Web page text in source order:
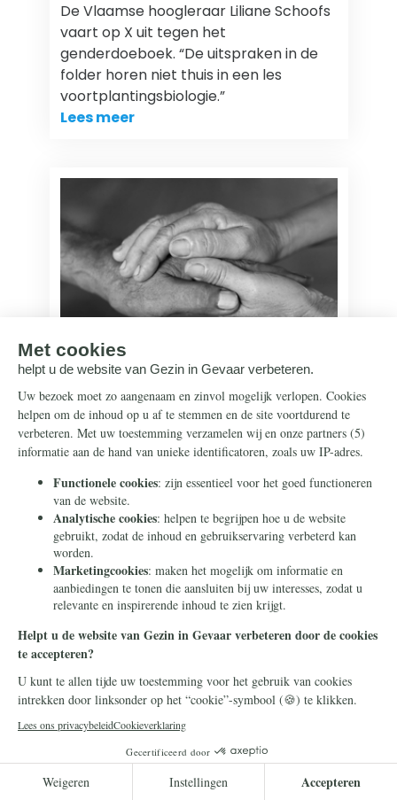
De Vlaamse hoogleraar Liliane Schoofs
vaart op X uit tegen het
genderdoeboek. “De uitspraken in de
folder horen niet thuis in een les
voortplantingsbiologie.”
Lees meer
Transgenderisme
25 juni 2026
Frank en Esther verloren hun
dochter aan
'geslachtsverandering': "Ons
gezin is verwoest"
De ouders waren ontzet toen hun
inmiddels 23-jarige dochter aangaf als
man door het leven te willen gaan. "Als
ouders voel je: dit klopt niet."
Lees meer